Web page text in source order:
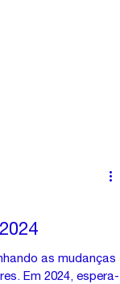
as mudanças
Em 2024, espera-